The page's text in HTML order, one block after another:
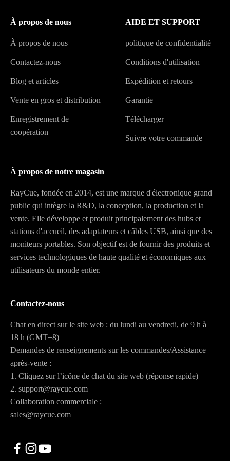
À propos de nous
À propos de nous
Contactez-nous
Blog et articles
Vente en gros et distribution
Enregistrement de
coopération
AIDE ET SUPPORT
politique de confidentialité
Conditions d'utilisation
Expédition et retours
Garantie
Télécharger
Suivre votre commande
À propos de notre magasin
RayCue, fondée en 2014, est une marque d'électronique grand
public qui intègre la R&D, la conception, la production et la
vente. Elle développe et produit principalement des hubs et
stations d'accueil, des adaptateurs et câbles USB, ainsi que des
moniteurs portables. Son objectif est de fournir des produits et
services technologiques de haute qualité et économiques aux
utilisateurs du monde entier.
Contactez-nous
Chat en direct sur le site web : du lundi au vendredi, de 9 h à
18 h (GMT+8)
Demandes de renseignements sur les commandes/Assistance
après-vente :
1. Cliquez sur l’icône de chat du site web (réponse rapide)
2. support@raycue.com
Collaboration commerciale :
sales@raycue.com